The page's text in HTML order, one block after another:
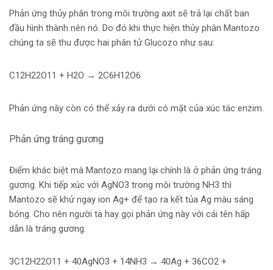
Phản ứng thủy phân trong môi trường axit sẽ trả lại chất ban
đầu hình thành nên nó. Do đó khi thực hiện thủy phân Mantozo
chúng ta sẽ thu được hai phân tử Glucozo như sau:
C12H22O11 + H2O → 2C6H12O6
Phản ứng này còn có thể xảy ra dưới có mặt của xúc tác enzim.
Phản ứng tráng gương
Điểm khác biệt mà Mantozo mang lại chính là ở phản ứng tráng
gương. Khi tiếp xúc với AgNO3 trong môi trường NH3 thì
Mantozo sẽ khử ngay ion Ag+ để tạo ra kết tủa Ag màu sáng
bóng. Cho nên người ta hay gọi phản ứng này với cái tên hấp
dẫn là tráng gương.
3C12H22O11 + 40AgNO3 + 14NH3 → 40Ag + 36CO2 +